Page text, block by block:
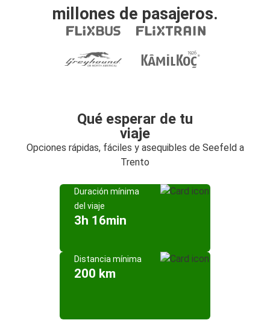
millones de pasajeros.
Qué esperar de tu
viaje
Opciones rápidas, fáciles y asequibles de Seefeld a
Trento
Duración mínima
del viaje
3h 16min
Distancia mínima
200 km